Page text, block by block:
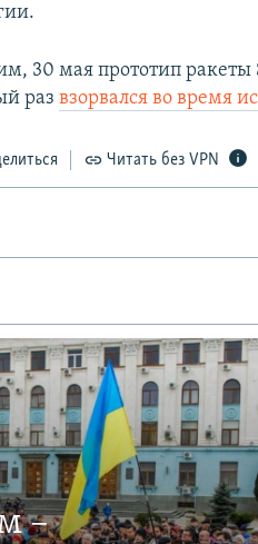
30 мая прототип ракеты
развзорвался во время
Читать без VPN
–